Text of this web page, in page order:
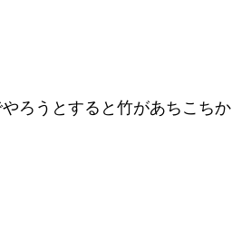
ろうとすると竹があちこちか